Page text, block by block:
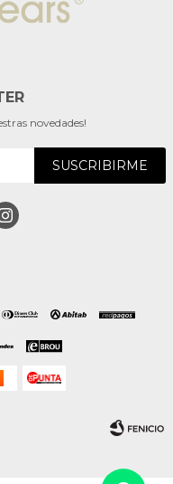
novedades!
SUSCRIBIRME